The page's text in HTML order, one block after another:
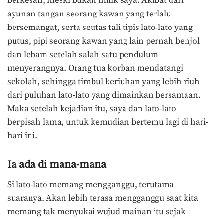
ayunan tangan seorang kawan yang terlalu
bersemangat, serta seutas tali tipis lato-lato yang
putus, pipi seorang kawan yang lain pernah benjol
dan lebam setelah salah satu pendulum
menyerangnya. Orang tua korban mendatangi
sekolah, sehingga timbul keriuhan yang lebih riuh
dari puluhan lato-lato yang dimainkan bersamaan.
Maka setelah kejadian itu, saya dan lato-lato
berpisah lama, untuk kemudian bertemu lagi di hari-
hari ini.
Ia ada di mana-mana
Si lato-lato memang mengganggu, terutama
suaranya. Akan lebih terasa mengganggu saat kita
memang tak menyukai wujud mainan itu sejak